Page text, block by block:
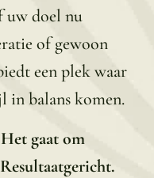
uw doel nu
of gewoon
een plek waar
in balans komen.
gaat om